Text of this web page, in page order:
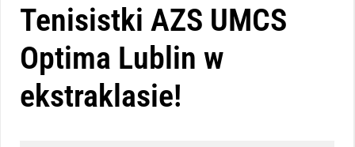
Tenisistki AZS UMCS
Optima Lublin w
ekstraklasie!